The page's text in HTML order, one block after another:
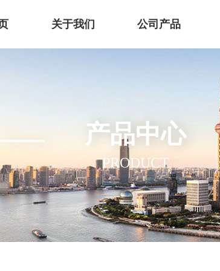
关于我们 公司产品
产品中心
PRODUCT